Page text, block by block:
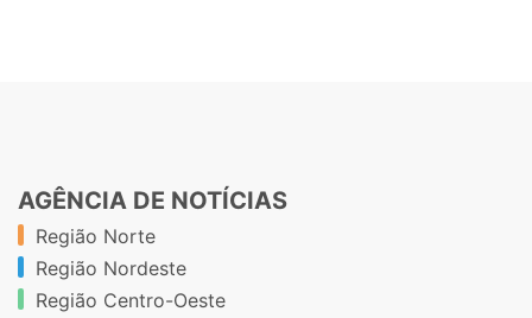
AGÊNCIA DE NOTÍCIAS
Região Norte
Região Nordeste
Região Centro-Oeste